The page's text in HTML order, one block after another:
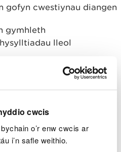
cwcis
o’r enw cwcis ar
i’n safle weithio.
gofyn cwestiynau diangen
gymhleth
lleol
bobl sy’n ei
yma o beth o lygad y
gyfle gwych i ni ddangos
werthfawr ar gael i ni